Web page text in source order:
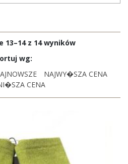
13–14 z 14 wyników
wg:
NAJWY�SZA CENA
CENA